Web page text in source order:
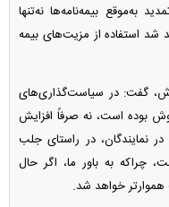
به‌موقع بیمه‌نامه‌ها نه‌تنها
استفاده از مزیت‌های بیمه
گفت: در سیاست‌گذاری‌های
بوده است، نه صرفاً افزایش
نمایندگان، در راستای جلب
چراکه به باور ما، اگر حال
هموارتر خواهد شد.